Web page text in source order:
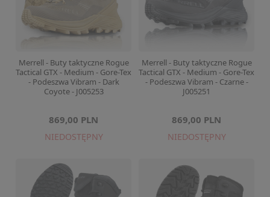
Merrell - Buty taktyczne Rogue
Tactical GTX - Medium - Gore-Tex
- Podeszwa Vibram - Dark
Coyote - J005253
869,00 PLN
NIEDOSTĘPNY
Merrell - Buty taktyczne Rogue
Tactical GTX - Medium - Gore-Tex
- Podeszwa Vibram - Czarne -
J005251
869,00 PLN
NIEDOSTĘPNY